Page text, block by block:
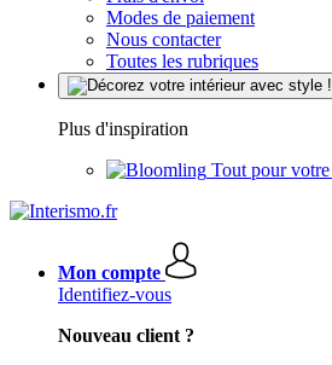
Modes de paiement
Nous contacter
Toutes les rubriques
Plus d'inspiration
Tout pour
Mon compte
Identifiez-vous
Nouveau client ?